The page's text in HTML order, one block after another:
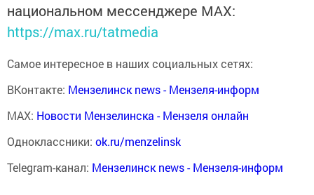
национальном мессенджере MАХ:
https://max.ru/tatmedia
Самое интересное в наших социальных сетях:
ВКонтакте: Мензелинск news - Мензеля-информ
MAX: Новости Мензелинска - Мензеля онлайн
Одноклассники: ok.ru/menzelinsk
Telegram-канал: Мензелинск news - Мензеля-информ